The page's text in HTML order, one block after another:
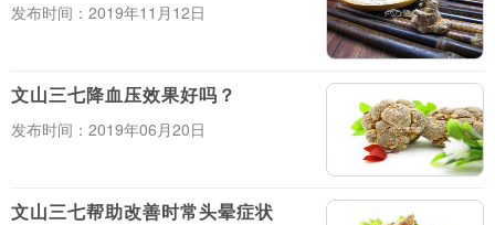
发布时间：2019年11月12日
文山三七降血压效果好吗？
发布时间：2019年06月20日
文山三七帮助改善时常头晕症状